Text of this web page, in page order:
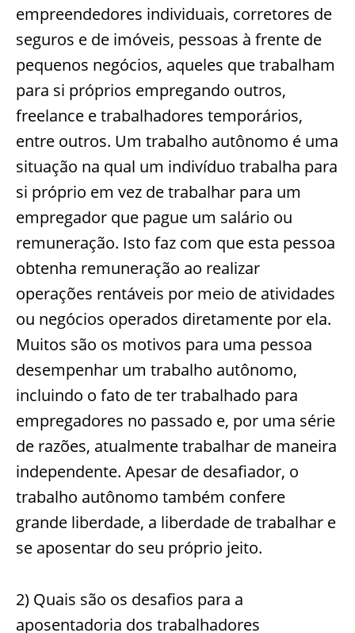
empreendedores individuais, corretores de
seguros e de imóveis, pessoas à frente de
pequenos negócios, aqueles que trabalham
para si próprios empregando outros,
freelance e trabalhadores temporários,
entre outros. Um trabalho autônomo é uma
situação na qual um indivíduo trabalha para
si próprio em vez de trabalhar para um
empregador que pague um salário ou
remuneração. Isto faz com que esta pessoa
obtenha remuneração ao realizar
operações rentáveis por meio de atividades
ou negócios operados diretamente por ela.
Muitos são os motivos para uma pessoa
desempenhar um trabalho autônomo,
incluindo o fato de ter trabalhado para
empregadores no passado e, por uma série
de razões, atualmente trabalhar de maneira
independente. Apesar de desafiador, o
trabalho autônomo também confere
grande liberdade, a liberdade de trabalhar e
se aposentar do seu próprio jeito.
2) Quais são os desafios para a
aposentadoria dos trabalhadores